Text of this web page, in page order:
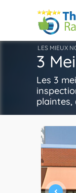
LES MIEUX
3
Les 3
plaintes,